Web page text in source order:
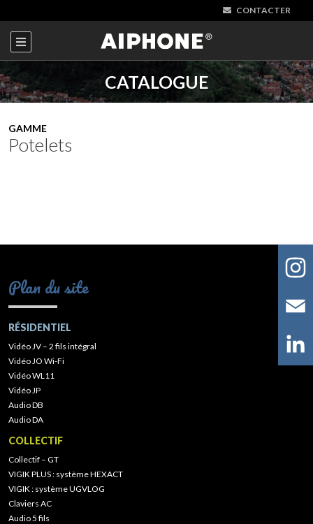
CONTACTER
CATALOGUE
GAMME
Potelets
Plan du site
RÉSIDENTIEL
Vidéo JV – 2 fils intégral
Vidéo JO Wi-Fi
Vidéo WL11
Vidéo JP
Audio DB
Audio DA
COLLECTIF
Collectif – GT
VIGIK PLUS : système HEXACT
VIGIK : système UGVLOG
Claviers AC
Audio 5 fils